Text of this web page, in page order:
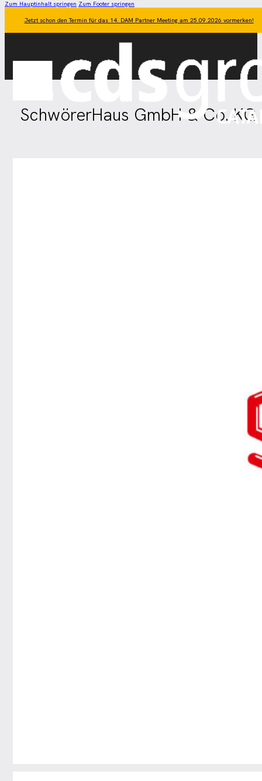
Zum Hauptinhalt springen Zum Footer springen
Jetzt schon den Termin für das 14. DAM Partner Meeting am 25.09.2026 vormerken!
SchwörerHaus GmbH & Co. KG